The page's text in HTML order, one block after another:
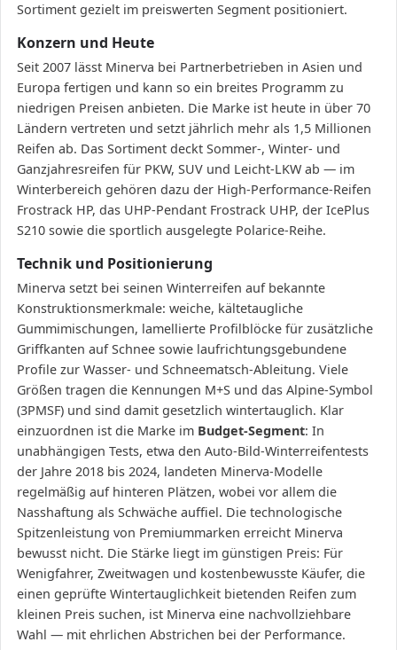
Sortiment gezielt im preiswerten Segment positioniert.
Konzern und Heute
Seit 2007 lässt Minerva bei Partnerbetrieben in Asien und
Europa fertigen und kann so ein breites Programm zu
niedrigen Preisen anbieten. Die Marke ist heute in über 70
Ländern vertreten und setzt jährlich mehr als 1,5 Millionen
Reifen ab. Das Sortiment deckt Sommer-, Winter- und
Ganzjahresreifen für PKW, SUV und Leicht-LKW ab — im
Winterbereich gehören dazu der High-Performance-Reifen
Frostrack HP, das UHP-Pendant Frostrack UHP, der IcePlus
S210 sowie die sportlich ausgelegte Polarice-Reihe.
Technik und Positionierung
Minerva setzt bei seinen Winterreifen auf bekannte
Konstruktionsmerkmale: weiche, kältetaugliche
Gummimischungen, lamellierte Profilblöcke für zusätzliche
Griffkanten auf Schnee sowie laufrichtungsgebundene
Profile zur Wasser- und Schneematsch-Ableitung. Viele
Größen tragen die Kennungen M+S und das Alpine-Symbol
(3PMSF) und sind damit gesetzlich wintertauglich. Klar
einzuordnen ist die Marke im Budget-Segment: In
unabhängigen Tests, etwa den Auto-Bild-Winterreifentests
der Jahre 2018 bis 2024, landeten Minerva-Modelle
regelmäßig auf hinteren Plätzen, wobei vor allem die
Nasshaftung als Schwäche auffiel. Die technologische
Spitzenleistung von Premiummarken erreicht Minerva
bewusst nicht. Die Stärke liegt im günstigen Preis: Für
Wenigfahrer, Zweitwagen und kostenbewusste Käufer, die
einen geprüfte Wintertauglichkeit bietenden Reifen zum
kleinen Preis suchen, ist Minerva eine nachvollziehbare
Wahl — mit ehrlichen Abstrichen bei der Performance.